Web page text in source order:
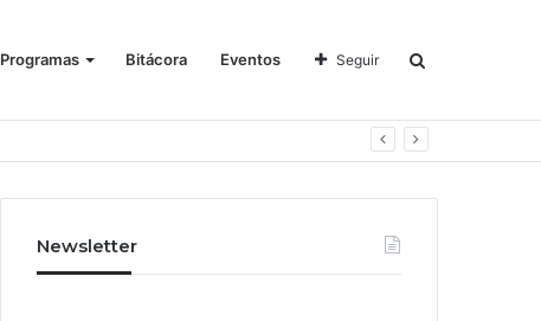
Programas Bitácora Eventos Seguir
Newsletter